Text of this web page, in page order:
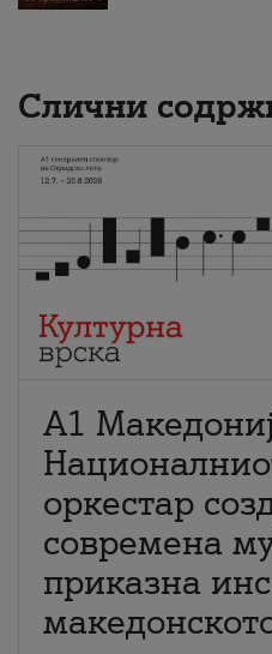
Слични
А1
оркестар
современа
приказна